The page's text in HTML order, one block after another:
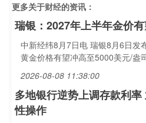
更多关于财经的资讯：
瑞银：2027年上半年金价
中新经纬8月7日电 瑞银8月6日发
黄金价格有望冲高至5000美元/盎
2026-08-08 11:38:00
多地银行逆势上调存款利
性操作